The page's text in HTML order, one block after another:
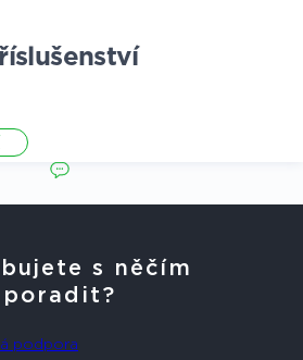
s něčím
poradit?
podpora